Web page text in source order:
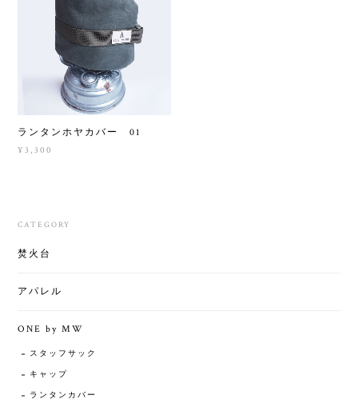
ランタンホヤカバー 01
¥3,300
CATEGORY
焚火台
アパレル
ONE by MW
スタッフサック
キャップ
ランタンカバー